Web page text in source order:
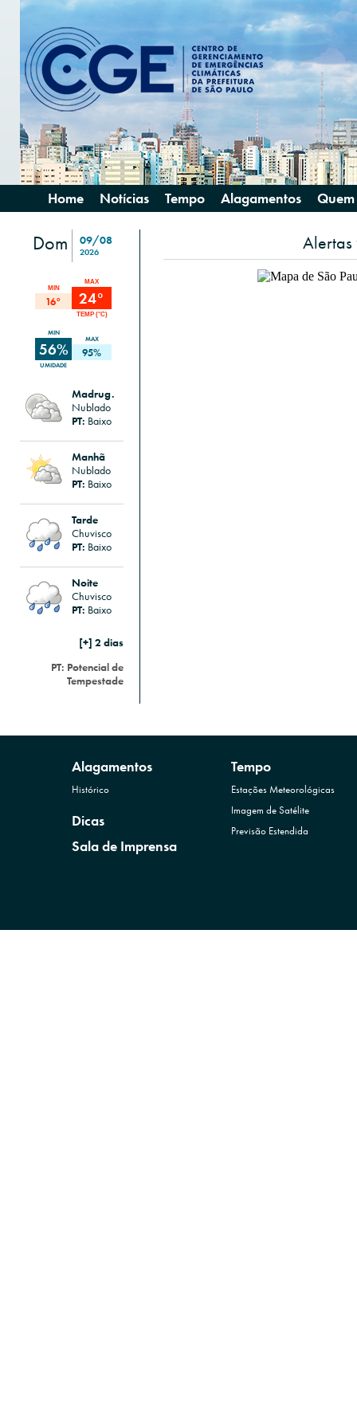
Home Notícias Tempo Alagamentos
Dom 09/08
2026
MIN
16°
MAX
24°
TEMP (°C)
MIN
56%
UMIDADE
MAX
95%
Madrug.
Nublado
PT: Baixo
Manhã
Nublado
PT: Baixo
Tarde
Chuvisco
PT: Baixo
Noite
Chuvisco
PT: Baixo
[+] 2 dias
PT: Potencial de
Tempestade
Alertas
Alagamentos
Histórico
Dicas
Sala de Imprensa
Tempo
Estações Meteorológicas
Imagem de Satélite
Previsão Estendida